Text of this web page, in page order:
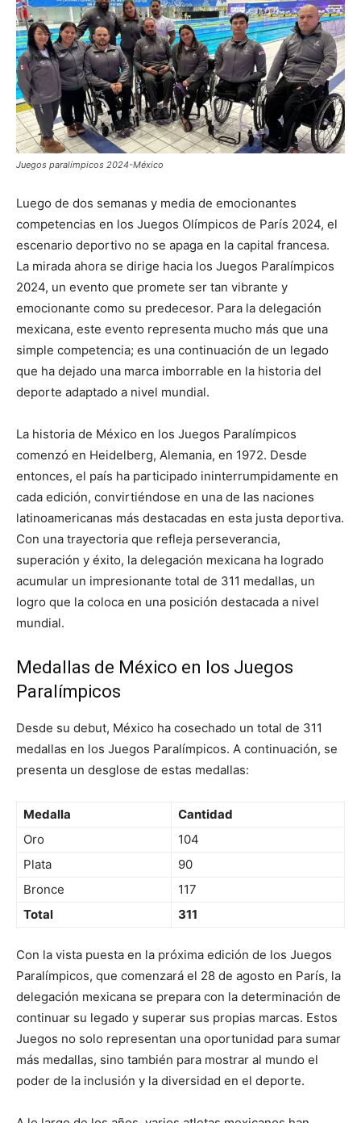
Juegos paralímpicos 2024-México
Luego de dos semanas y media de emocionantes
competencias en los Juegos Olímpicos de París 2024, el
escenario deportivo no se apaga en la capital francesa.
La mirada ahora se dirige hacia los Juegos Paralímpicos
2024, un evento que promete ser tan vibrante y
emocionante como su predecesor. Para la delegación
mexicana, este evento representa mucho más que una
simple competencia; es una continuación de un legado
que ha dejado una marca imborrable en la historia del
deporte adaptado a nivel mundial.
La historia de México en los Juegos Paralímpicos
comenzó en Heidelberg, Alemania, en 1972. Desde
entonces, el país ha participado ininterrumpidamente en
cada edición, convirtiéndose en una de las naciones
latinoamericanas más destacadas en esta justa deportiva.
Con una trayectoria que refleja perseverancia,
superación y éxito, la delegación mexicana ha logrado
acumular un impresionante total de 311 medallas, un
logro que la coloca en una posición destacada a nivel
mundial.
Medallas de México en los Juegos
Paralímpicos
Desde su debut, México ha cosechado un total de 311
medallas en los Juegos Paralímpicos. A continuación, se
presenta un desglose de estas medallas:
Medalla
Cantidad
Oro
104
Plata
90
Bronce
117
Total
311
Con la vista puesta en la próxima edición de los Juegos
Paralímpicos, que comenzará el 28 de agosto en París, la
delegación mexicana se prepara con la determinación de
continuar su legado y superar sus propias marcas. Estos
Juegos no solo representan una oportunidad para sumar
más medallas, sino también para mostrar al mundo el
poder de la inclusión y la diversidad en el deporte.